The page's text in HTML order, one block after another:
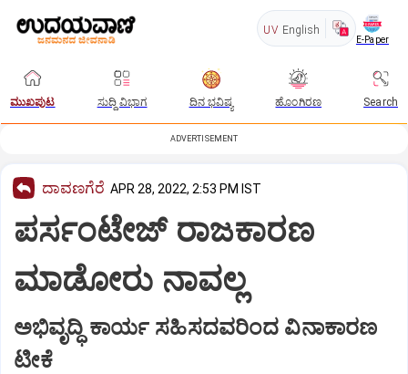
UV English
E-Paper
ಮುಖಪುಟ ಸುದ್ದಿ ವಿಭಾಗ ದಿನ ಭವಿಷ್ಯ ಹೊಂಗಿರಣ Search
ADVERTISEMENT
ದಾವಣಗೆರೆ APR 28, 2022, 2:53 PM IST
ಪರ್ಸಂಟೇಜ್‌ ರಾಜಕಾರಣ
ಮಾಡೋರು ನಾವಲ್ಲ
ಅಭಿವೃದ್ಧಿ ಕಾರ್ಯ ಸಹಿಸದವರಿಂದ ವಿನಾಕಾರಣ
ಟೀಕೆ